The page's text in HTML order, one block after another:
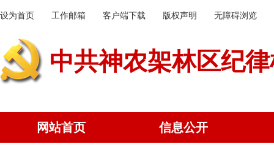
设为首页 工作邮箱 客户端下载 版权声明 无障碍浏览
中共神农架林区纪
网站首页 信息公开